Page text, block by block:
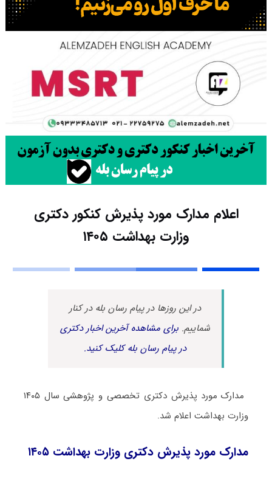
اعلام مدارک مورد پذیرش کنکور دکتری
وزارت بهداشت ۱۴۰۵
در این روزها در پیام رسان بله در کنار
شماییم.برای مشاهده آخرین اخبار دکتری
در پیام رسان بله کلیک کنید.
مدارک مورد پذیرش دکتری تخصصی و پژوهشی سال ۱۴۰۵
وزارت بهداشت اعلام شد.
مدارک مورد پذیرش دکتری وزارت بهداشت ۱۴۰۵